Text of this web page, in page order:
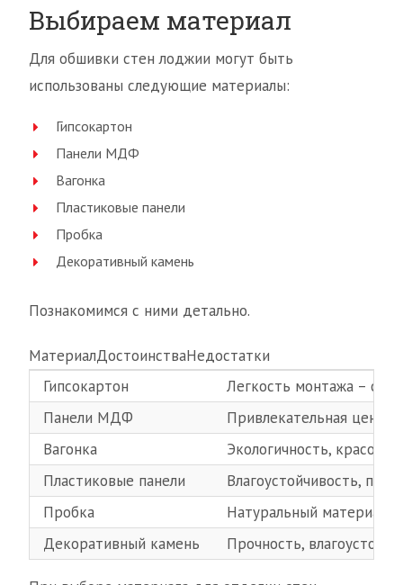
Выбираем материал
Для обшивки стен лоджии могут быть
использованы следующие материалы:
Гипсокартон
Панели МДФ
Вагонка
Пластиковые панели
Пробка
Декоративный камень
Познакомимся с ними детально.
МатериалДостоинстваНедостатки
Гипсокартон
Легкость монтажа –
Панели МДФ
Привлекательная цена,
Вагонка
Экологичность,
Пластиковые панели
Влагоустойчивость,
Пробка
Натуральный материал,
Декоративный камень
Прочность,